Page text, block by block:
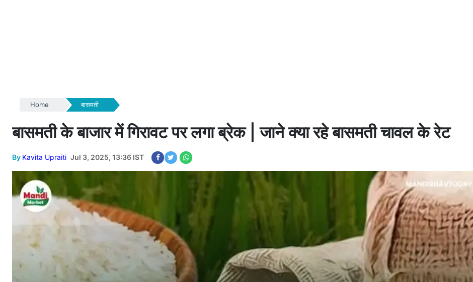
Home बासमती
बासमती के बाजार में गिरावट पर लगा ब्रेक | जाने क्या रहे बासमती चावल के रेट
By Kavita Upraiti Jul 3, 2025, 13:36 IST